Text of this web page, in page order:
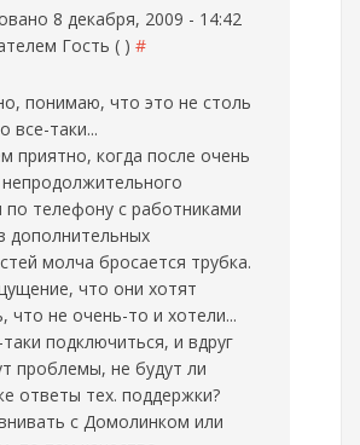
8 декабря, 2009 - 14:42
Гость ( ) #
понимаю, что это не столь
все-таки...
приятно, когда после очень
непродолжительного
телефону с работниками
дополнительных
молча бросается трубка.
что они хотят
что не очень-то и хотели...
таки подключиться, и вдруг
проблемы, не будут ли
ответы тех. поддержки?
с Домолинком или